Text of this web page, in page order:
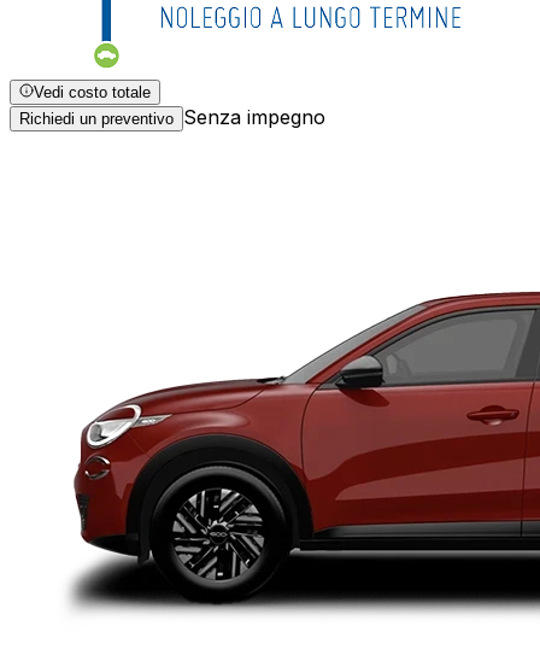
Vedi costo totale
Richiedi un preventivo Senza impegno